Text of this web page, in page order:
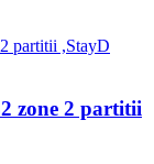
zone 2 partitii